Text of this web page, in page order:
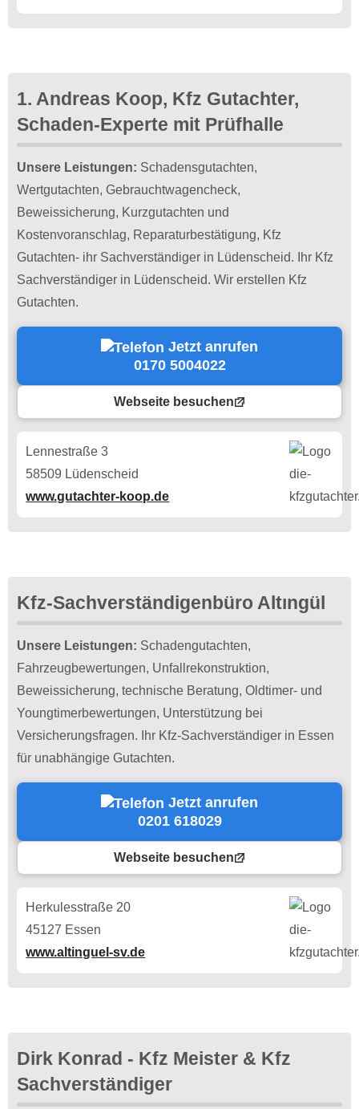
1. Andreas Koop, Kfz Gutachter,
Schaden-Experte mit Prüfhalle
Unsere Leistungen: Schadensgutachten,
Wertgutachten, Gebrauchtwagencheck,
Beweissicherung, Kurzgutachten und
Kostenvoranschlag, Reparaturbestätigung, Kfz
Gutachten- ihr Sachverständiger in Lüdenscheid. Ihr Kfz
Sachverständiger in Lüdenscheid. Wir erstellen Kfz
Gutachten.
Jetzt anrufen
0170 5004022
Webseite besuchen
Lennestraße 3
58509 Lüdenscheid
www.gutachter-koop.de
Kfz-Sachverständigenbüro Altıngül
Unsere Leistungen: Schadengutachten,
Fahrzeugbewertungen, Unfallrekonstruktion,
Beweissicherung, technische Beratung, Oldtimer- und
Youngtimerbewertungen, Unterstützung bei
Versicherungsfragen. Ihr Kfz-Sachverständiger in Essen
für unabhängige Gutachten.
Jetzt anrufen
0201 618029
Webseite besuchen
Herkulesstraße 20
45127 Essen
www.altinguel-sv.de
Dirk Konrad - Kfz Meister & Kfz
Sachverständiger